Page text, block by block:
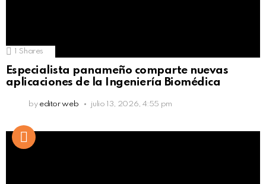
1 Shares
Especialista panameño comparte nuevas
aplicaciones de la Ingeniería Biomédica
by editor web julio 13, 2026, 4:55 pm